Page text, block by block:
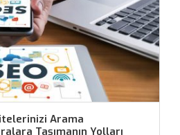
Arama
Taşımanın Yolları